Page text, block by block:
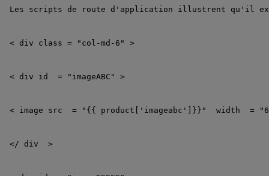
Les scripts de route d'application illustrent qu'il
< div class = "col-md-6" >
< div id = "imageABC" >
< image src = "{{ product['imageabc']}}" width =
</ div >